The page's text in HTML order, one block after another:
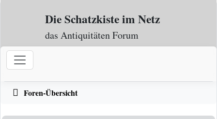
Zum Inhalt
Die Schatzkiste im Netz
das Antiquitäten Forum
Foren-Übersicht